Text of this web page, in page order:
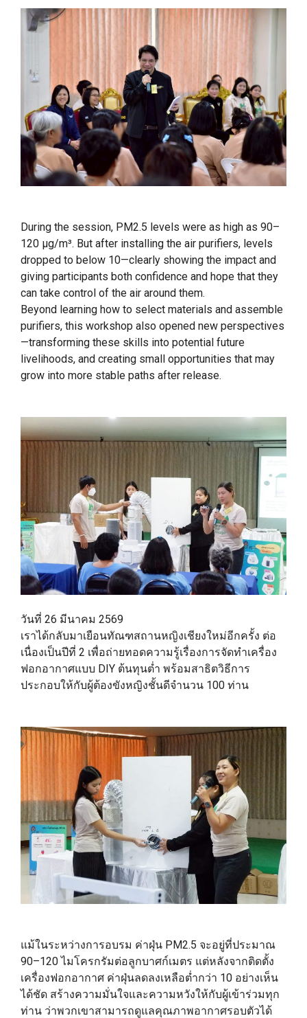
During the session, PM2.5 levels were as high as 90–
120 µg/m³. But after installing the air purifiers, levels
dropped to below 10—clearly showing the impact and
giving participants both confidence and hope that they
can take control of the air around them.
Beyond learning how to select materials and assemble
purifiers, this workshop also opened new perspectives
—transforming these skills into potential future
livelihoods, and creating small opportunities that may
grow into more stable paths after release.
วันที่ 26 มีนาคม 2569
เราได้กลับมาเยือนทัณฑสถานหญิงเชียงใหม่อีกครั้ง ต่อ
เนื่องเป็นปีที่ 2 เพื่อถ่ายทอดความรู้เรื่องการจัดทำเครื่อง
ฟอกอากาศแบบ DIY ต้นทุนต่ำ พร้อมสาธิตวิธีการ
ประกอบให้กับผู้ต้องขังหญิงชั้นดีจำนวน 100 ท่าน
แม้ในระหว่างการอบรม ค่าฝุ่น PM2.5 จะอยู่ที่ประมาณ
90–120 ไมโครกรัมต่อลูกบาศก์เมตร แต่หลังจากติดตั้ง
เครื่องฟอกอากาศ ค่าฝุ่นลดลงเหลือต่ำกว่า 10 อย่างเห็น
ได้ชัด สร้างความมั่นใจและความหวังให้กับผู้เข้าร่วมทุก
ท่าน ว่าพวกเขาสามารถดูแลคุณภาพอากาศรอบตัวได้